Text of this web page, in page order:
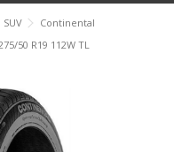
Continental
50 R19 112W TL